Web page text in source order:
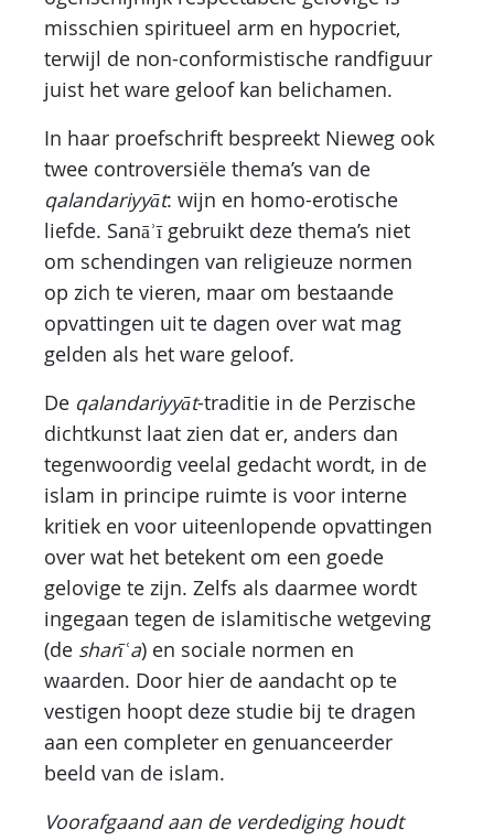
misschien spiritueel arm en hypocriet,
terwijl de non-conformistische randfiguur
juist het ware geloof kan belichamen.
In haar proefschrift bespreekt Nieweg ook
twee controversiële thema’s van de
qalandariyyāt: wijn en homo-erotische
liefde. Sanāʾī gebruikt deze thema’s niet
om schendingen van religieuze normen
op zich te vieren, maar om bestaande
opvattingen uit te dagen over wat mag
gelden als het ware geloof.
De qalandariyyāt-traditie in de Perzische
dichtkunst laat zien dat er, anders dan
tegenwoordig veelal gedacht wordt, in de
islam in principe ruimte is voor interne
kritiek en voor uiteenlopende opvattingen
over wat het betekent om een goede
gelovige te zijn. Zelfs als daarmee wordt
ingegaan tegen de islamitische wetgeving
(de sharīʿa) en sociale normen en
waarden. Door hier de aandacht op te
vestigen hoopt deze studie bij te dragen
aan een completer en genuanceerder
beeld van de islam.
Voorafgaand aan de verdediging houdt